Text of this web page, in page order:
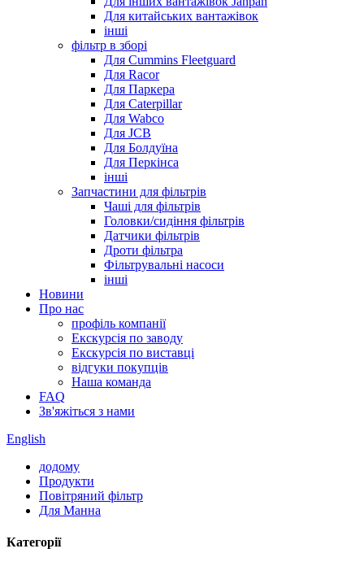
Для китайських вантажівок
інші
фільтр в зборі
Для Cummins Fleetguard
Для Racor
Для Паркера
Для Caterpillar
Для Wabco
Для JCB
Для Болдуїна
Для Перкінса
інші
Запчастини для фільтрів
Чаші для фільтрів
Головки/сидіння фільтрів
Датчики фільтрів
Дроти фільтра
Фільтрувальні насоси
інші
Новини
Про нас
профіль компанії
Екскурсія по заводу
Екскурсія по виставці
відгуки покупців
Наша команда
FAQ
Зв'яжіться з нами
English
додому
Продукти
Повітряний фільтр
Для Манна
Категорії